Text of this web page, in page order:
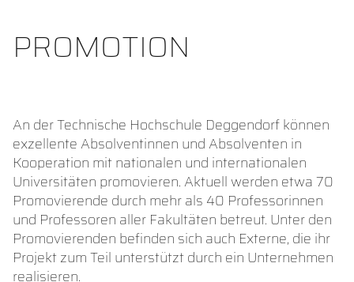
PROMOTION
An der Technische Hochschule Deggendorf können
exzellente Absolventinnen und Absolventen in
Kooperation mit nationalen und internationalen
Universitäten promovieren. Aktuell werden etwa 70
Promovierende durch mehr als 40 Professorinnen
und Professoren aller Fakultäten betreut. Unter den
Promovierenden befinden sich auch Externe, die ihr
Projekt zum Teil unterstützt durch ein Unternehmen
realisieren.